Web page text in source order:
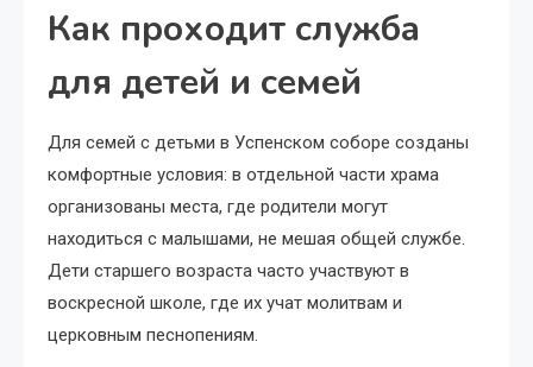
Как проходит служба
для детей и семей
Для семей с детьми в Успенском соборе созданы
комфортные условия: в отдельной части храма
организованы места, где родители могут
находиться с малышами, не мешая общей службе.
Дети старшего возраста часто участвуют в
воскресной школе, где их учат молитвам и
церковным песнопениям.